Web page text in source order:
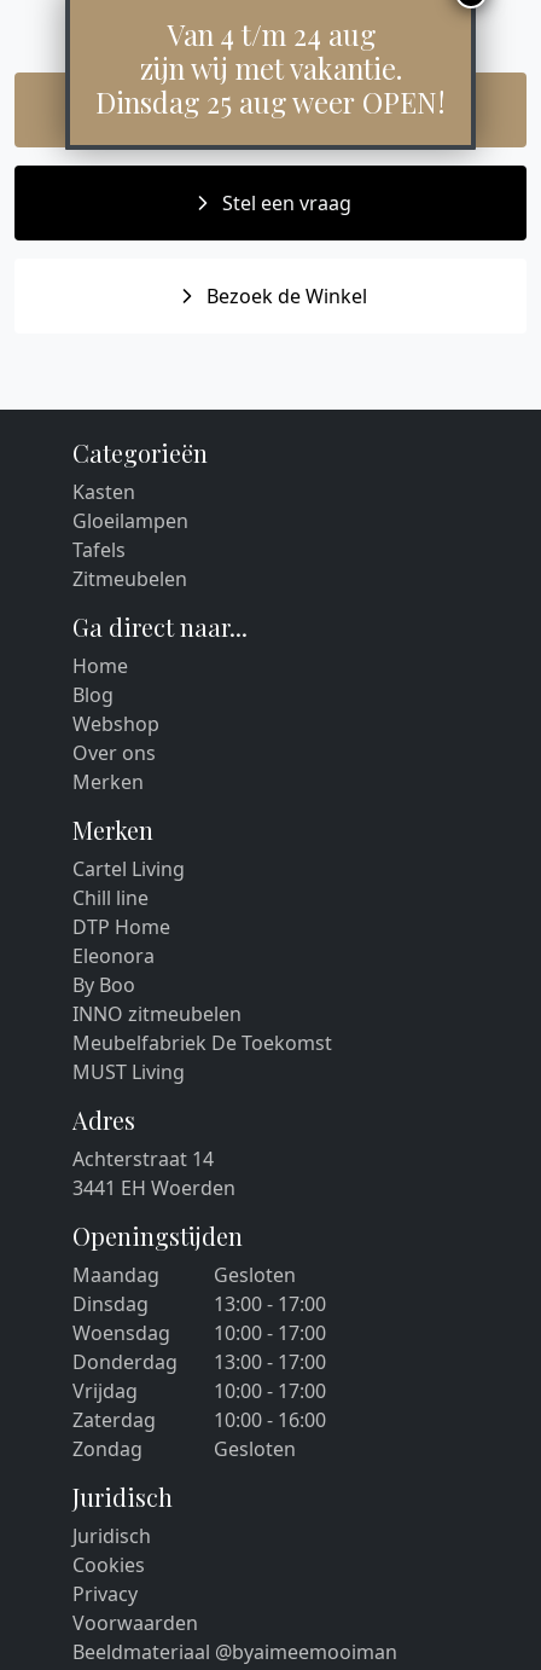
Maak een afspraak
Stel een vraag
Bezoek de Winkel
Categorieën
Kasten
Gloeilampen
Tafels
Zitmeubelen
Ga direct naar...
Home
Blog
Webshop
Over ons
Merken
Merken
Cartel Living
Chill line
DTP Home
Eleonora
By Boo
INNO zitmeubelen
Meubelfabriek De Toekomst
MUST Living
Adres
Achterstraat 14
3441 EH Woerden
Openingstijden
Maandag
Gesloten
Dinsdag
13:00 - 17:00
Woensdag
10:00 - 17:00
Donderdag
13:00 - 17:00
Vrijdag
10:00 - 17:00
Zaterdag
10:00 - 16:00
Zondag
Gesloten
Juridisch
Juridisch
Cookies
Privacy
Voorwaarden
Beeldmateriaal @byaimeemooiman
Van 4 t/m 24 aug
zijn wij met vakantie.
Dinsdag 25 aug weer OPEN!